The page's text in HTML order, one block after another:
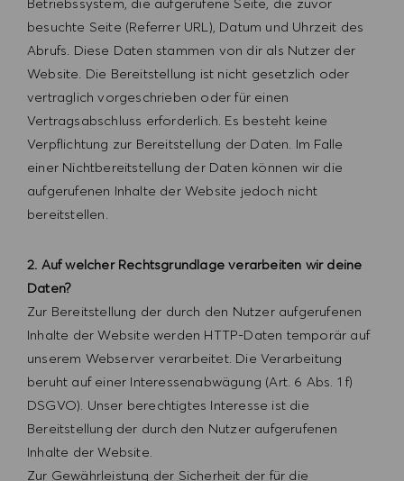
besuchte Seite (Referrer URL), Datum und Uhrzeit des
Abrufs. Diese Daten stammen von dir als Nutzer der
Website. Die Bereitstellung ist nicht gesetzlich oder
vertraglich vorgeschrieben oder für einen
Vertragsabschluss erforderlich. Es besteht keine
Verpflichtung zur Bereitstellung der Daten. Im Falle
einer Nichtbereitstellung der Daten können wir die
aufgerufenen Inhalte der Website jedoch nicht
bereitstellen.
2. Auf welcher Rechtsgrundlage verarbeiten wir deine
Daten?
Zur Bereitstellung der durch den Nutzer aufgerufenen
Inhalte der Website werden HTTP-Daten temporär auf
unserem Webserver verarbeitet. Die Verarbeitung
beruht auf einer Interessenabwägung (Art. 6 Abs. 1 f)
DSGVO). Unser berechtigtes Interesse ist die
Bereitstellung der durch den Nutzer aufgerufenen
Inhalte der Website.
Zur Gewährleistung der Sicherheit der für die